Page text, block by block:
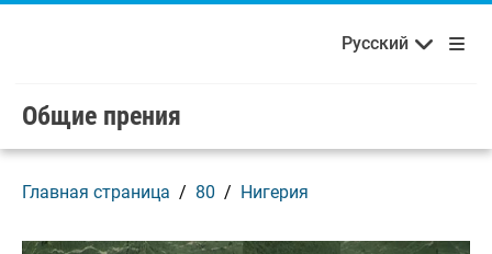
Skip to main content / navigation
Добро пожаловать в ООН! Français Русский
Русский
Общие прения
Главная страница 80 Нигерия